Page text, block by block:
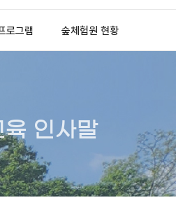
로그램 숲체험원 현황
육 인사말